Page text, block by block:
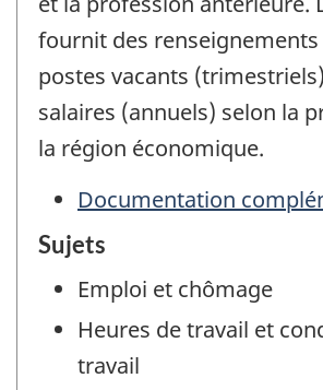
fournit des renseignements
postes vacants
salaires (annuels) selon la
la région économique.
Documentation
Sujets
Emploi et chômage
Heures de travail et
travail